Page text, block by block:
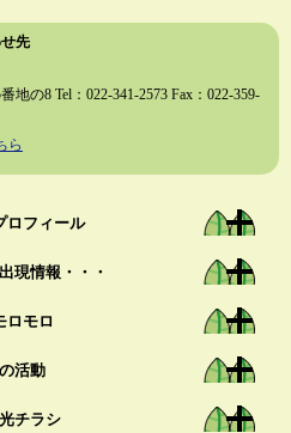
先
地の8 Tel：022-341-2573 Fax：022-359-
ら
ロフィール
現情報・・・
ロモロ
活動
チラシ